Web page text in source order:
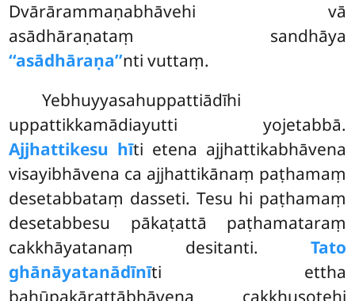
Dvārārammaṇabhāvehi vā
asādhāraṇataṃ sandhāya
‘‘asādhāraṇa’’nti vuttaṃ.
Yebhuyyasahuppattiādīhi
uppattikkamādiayutti yojetabbā.
Ajjhattikesu hīti etena ajjhattikabhāvena
visayibhāvena ca ajjhattikānaṃ paṭhamaṃ
desetabbataṃ dasseti. Tesu hi paṭhamaṃ
desetabbesu pākaṭattā paṭhamataraṃ
cakkhāyatanaṃ desitanti. Tato
ghānāyatanādīnīti ettha
bahūpakārattābhāvena cakkhusotehi